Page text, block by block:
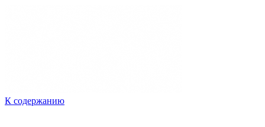
К содержанию